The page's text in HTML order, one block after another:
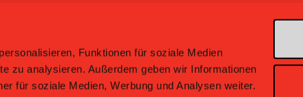
Funktionen für soziale Medien
zu analysieren. Außerdem geben wir Informationen
für soziale Medien, Werbung und Analysen weiter.